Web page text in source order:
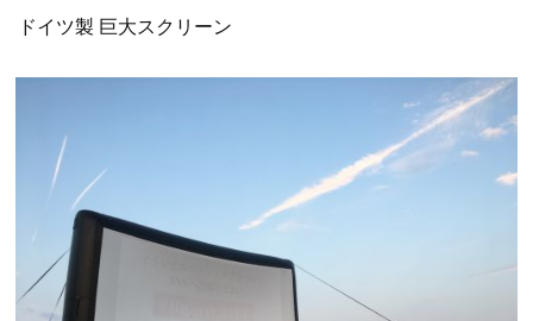
ドイツ製 巨大スクリーン